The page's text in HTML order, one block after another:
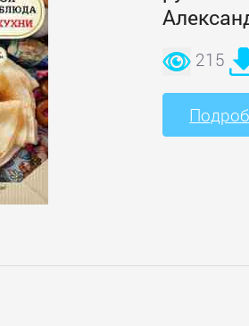
215